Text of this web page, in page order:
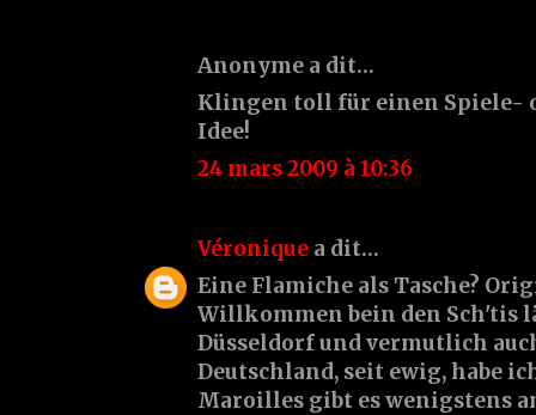
Anonyme a dit…
Klingen toll für einen Spiele-
Idee!
24 mars 2009 à 10:36
Véronique a dit…
Eine Flamiche als Tasche?
Willkommen bein den Sch'tis
Düsseldorf und vermutlich
Deutschland, seit ewig, habe
Maroilles gibt es wenigstens